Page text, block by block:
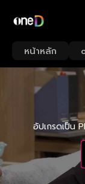
หน้าหลัก
อัปเกรดเป็น